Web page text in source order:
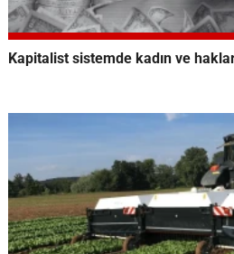
Kapitalist sistemde kadın ve